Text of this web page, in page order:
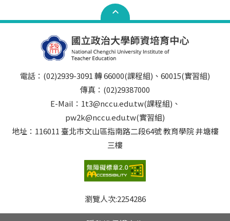
電話：(02)2939-3091 轉 66000(課程組)、60015(實習組)
傳真：(02)29387000
E-Mail：1t3@nccu.edu.tw(課程組)、
pw2k@nccu.edu.tw(實習組)
地址：116011 臺北市文山區指南路二段64號 教育學院 井塘樓
三樓
瀏覽人次:2254286